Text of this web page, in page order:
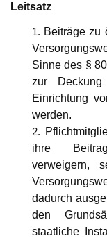
Leitsatz
Beiträge zu
Sinne des §
zur
Einrichtung
werden.
ihre
verweigern,
dadurch
den
staatliche